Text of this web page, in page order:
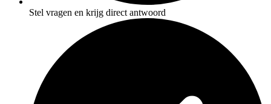
Stel vragen en krijg direct antwoord